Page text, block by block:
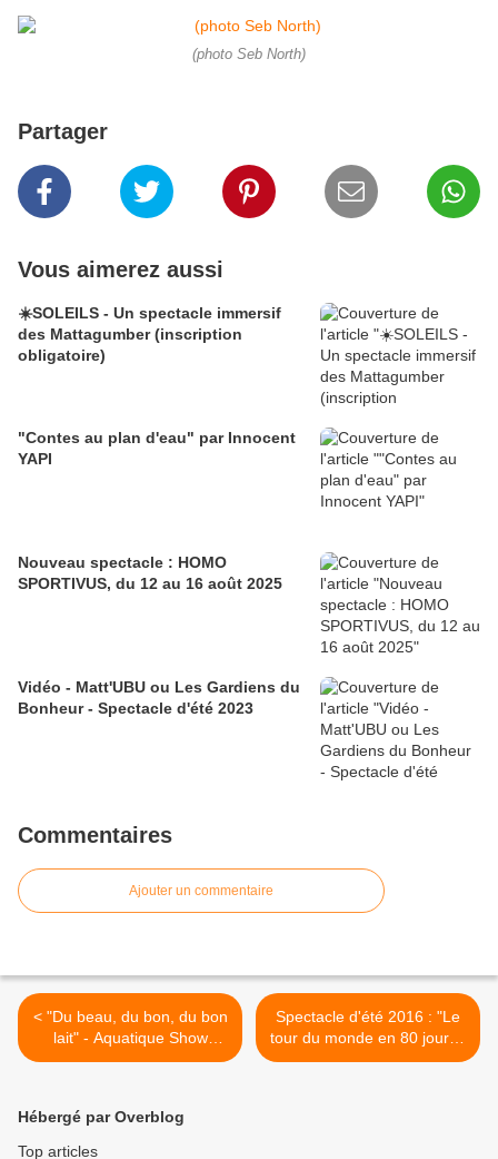
(photo Seb North)
Partager
Vous aimerez aussi
☀️SOLEILS - Un spectacle immersif
des Mattagumber (inscription
obligatoire)
"Contes au plan d'eau" par Innocent
YAPI
Nouveau spectacle : HOMO
SPORTIVUS, du 12 au 16 août 2025
Vidéo - Matt'UBU ou Les Gardiens du
Bonheur - Spectacle d'été 2023
Commentaires
Ajouter un commentaire
< "Du beau, du bon, du bon
lait" - Aquatique Show
International et Cie
2016
Spectacle d'été 2016 : "Le
tour du monde en 80 jours",
d'après Jules Verne - 10 au
Hébergé par Overblog
Top articles